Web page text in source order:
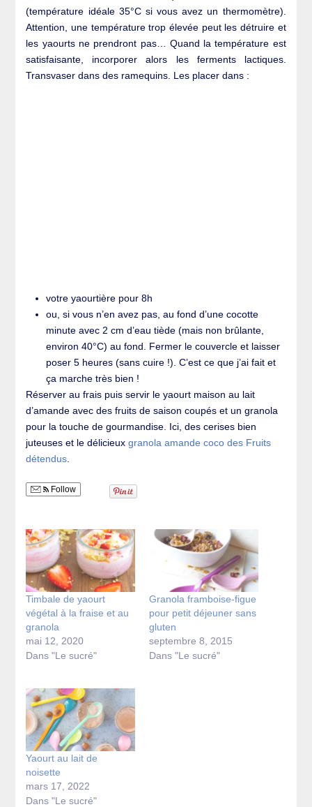
(température idéale 35°C si vous avez un thermomètre).
Attention, une température trop élevée peut les détruire et
les yaourts ne prendront pas… Quand la température est
satisfaisante, incorporer alors les ferments lactiques.
Transvaser dans des ramequins. Les placer dans :
votre yaourtière pour 8h
ou, si vous n’en avez pas, au fond d’une cocotte
minute avec 2 cm d’eau tiède (mais non brûlante,
environ 40°C) au fond. Fermer le couvercle et laisser
poser 5 heures (sans cuire !). C’est ce que j’ai fait et
ça marche très bien !
Réserver au frais puis servir le yaourt maison au lait
d’amande avec des fruits de saison coupés et un granola
pour la touche de gourmandise. Ici, des cerises bien
juteuses et le délicieuxgranola amande coco des Fruits
détendus.
Follow
Timbale de yaourt
végétal à la fraise et au
granola
mai 12, 2020
Dans "Le sucré"
Granola framboise-figue
pour petit déjeuner sans
gluten
septembre 8, 2015
Dans "Le sucré"
Yaourt au lait de
noisette
mars 17, 2022
Dans "Le sucré"